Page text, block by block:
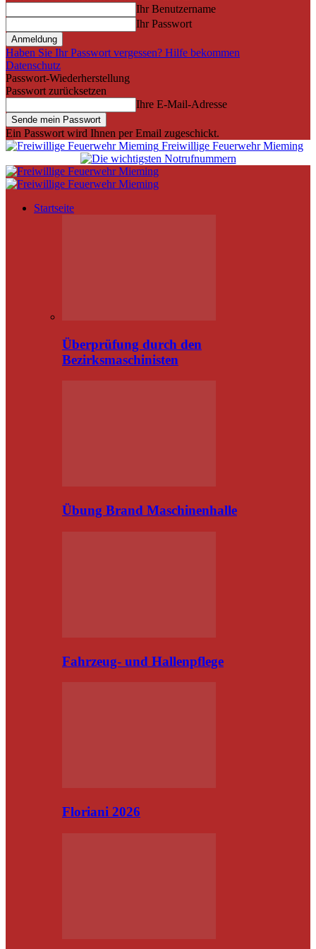
Ihr Benutzername
Ihr Passwort
Haben Sie Ihr Passwort vergessen? Hilfe bekommen
Datenschutz
Passwort-Wiederherstellung
Passwort zurücksetzen
Ihre E-Mail-Adresse
Ein Passwort wird Ihnen per Email zugeschickt.
Freiwillige Feuerwehr Mieming
Startseite
Überprüfung durch den
Bezirksmaschinisten
Übung Brand Maschinenhalle
Fahrzeug- und Hallenpflege
Floriani 2026